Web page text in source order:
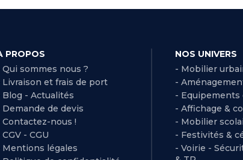
PROPOS
Qui sommes nous ?
Livraison et frais de port
Blog - Actualités
Demande de devis
Contactez-nous !
CGV - CGU
Mentions légales
NOS UNIVERS
- Mobilier
-
-
- Affichage &
- Mobilier
- Festivités &
- Voirie -